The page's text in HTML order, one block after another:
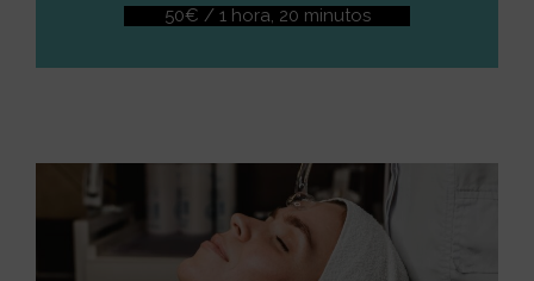
50€ / 1 hora, 20 minutos